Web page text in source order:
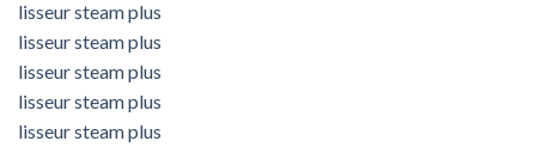
lisseur steam plus
lisseur steam plus
lisseur steam plus
lisseur steam plus
lisseur steam plus